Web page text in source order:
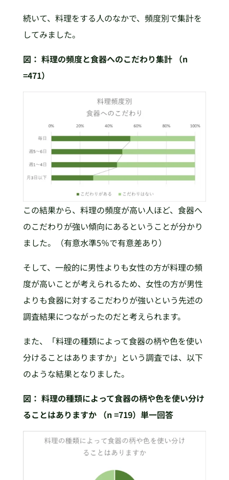
続いて、料理をする人のなかで、頻度別で集計を
してみました。
図： 料理の頻度と食器へのこだわり集計 （n
=471）
この結果から、料理の頻度が高い人ほど、食器へ
のこだわりが強い傾向にあるということが分かり
ました。（有意水準5％で有意差あり）
そして、一般的に男性よりも女性の方が料理の頻
度が高いことが考えられるため、女性の方が男性
よりも食器に対するこだわりが強いという先述の
調査結果につながったのだと考えられます。
また、「料理の種類によって食器の柄や色を使い
分けることはありますか」という調査では、以下
のような結果となりました。
図： 料理の種類によって食器の柄や色を使い分け
ることはありますか （n =719）単一回答